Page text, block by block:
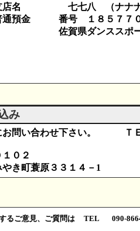
七八 （ナナナナ
号 １８５７７０
ンススポーツ
み
問い合わせ下さい。 ＴＥ
０２
町蓑原３３１４－1
るご意見、ご質問は TEL 090-